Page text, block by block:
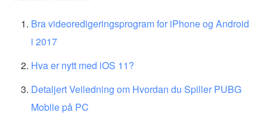
Bra videoredigeringsprogram for iPhone og Android
i 2017
Hva er nytt med iOS 11?
Detaljert Veiledning om Hvordan du Spiller PUBG
Mobile på PC